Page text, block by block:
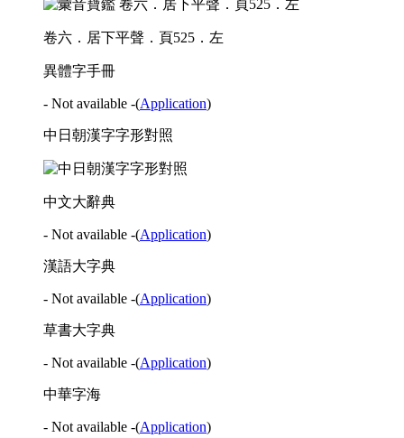
卷六．居下平聲．頁525．左
異體字手冊
- Not available -(Application)
中日朝漢字字形對照
中文大辭典
- Not available -(Application)
漢語大字典
- Not available -(Application)
草書大字典
- Not available -(Application)
中華字海
- Not available -(Application)